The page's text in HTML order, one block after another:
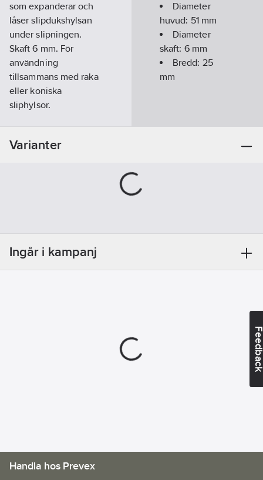
som expanderar och
låser slipdukshylsan
under slipningen.
Skaft 6 mm. För
användning
tillsammans med raka
eller koniska
sliphylsor.
artikelnr:
9003177100239, 9003177100239
Diameter
huvud: 51mm
Diameter
skaft: 6mm
Bredd: 25
mm
Varianter
Ingår i kampanj
Handla hos Prevex